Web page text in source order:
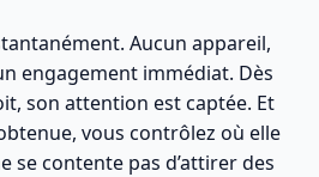
Aucun appareil,
engagement immédiat. Dès
son attention est captée. Et
vous contrôlez où elle
se contente pas d’attirer des